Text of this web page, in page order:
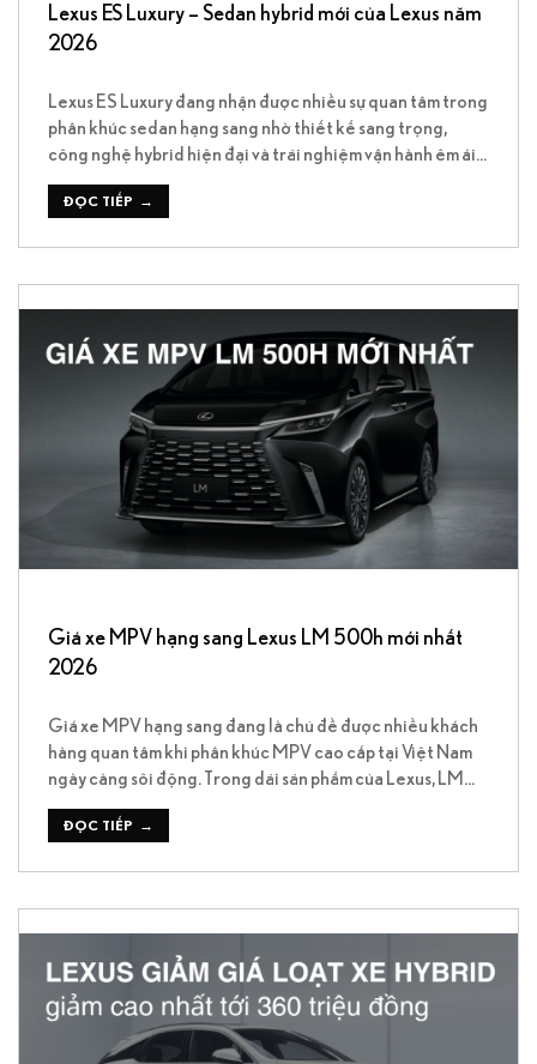
Lexus ES Luxury – Sedan hybrid mới của Lexus năm
2026
Lexus ES Luxury đang nhận được nhiều sự quan tâm trong
phân khúc sedan hạng sang nhờ thiết kế sang trọng,
công nghệ hybrid hiện đại và trải nghiệm vận hành êm ái
đặc trưng của Lexus. Trong đó, Lexus ES 350h Luxury nổi
bật như phiên bản cao cấp hướng tới nhóm khách hàng […]
ĐỌC TIẾP
Giá xe MPV hạng sang Lexus LM 500h mới nhất
2026
Giá xe MPV hạng sang đang là chủ đề được nhiều khách
hàng quan tâm khi phân khúc MPV cao cấp tại Việt Nam
ngày càng sôi động. Trong dải sản phẩm của Lexus, LM
500h nổi bật như mẫu MPV đầu bảng với thiết kế đậm
chất thương gia, nội thất sang trọng cùng […]
ĐỌC TIẾP